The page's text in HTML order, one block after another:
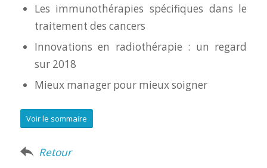
Les immunothérapies spécifiques dans le
traitement des cancers
Innovations en radiothérapie : un regard
sur 2018
Mieux manager pour mieux soigner
Voir le sommaire
Retour